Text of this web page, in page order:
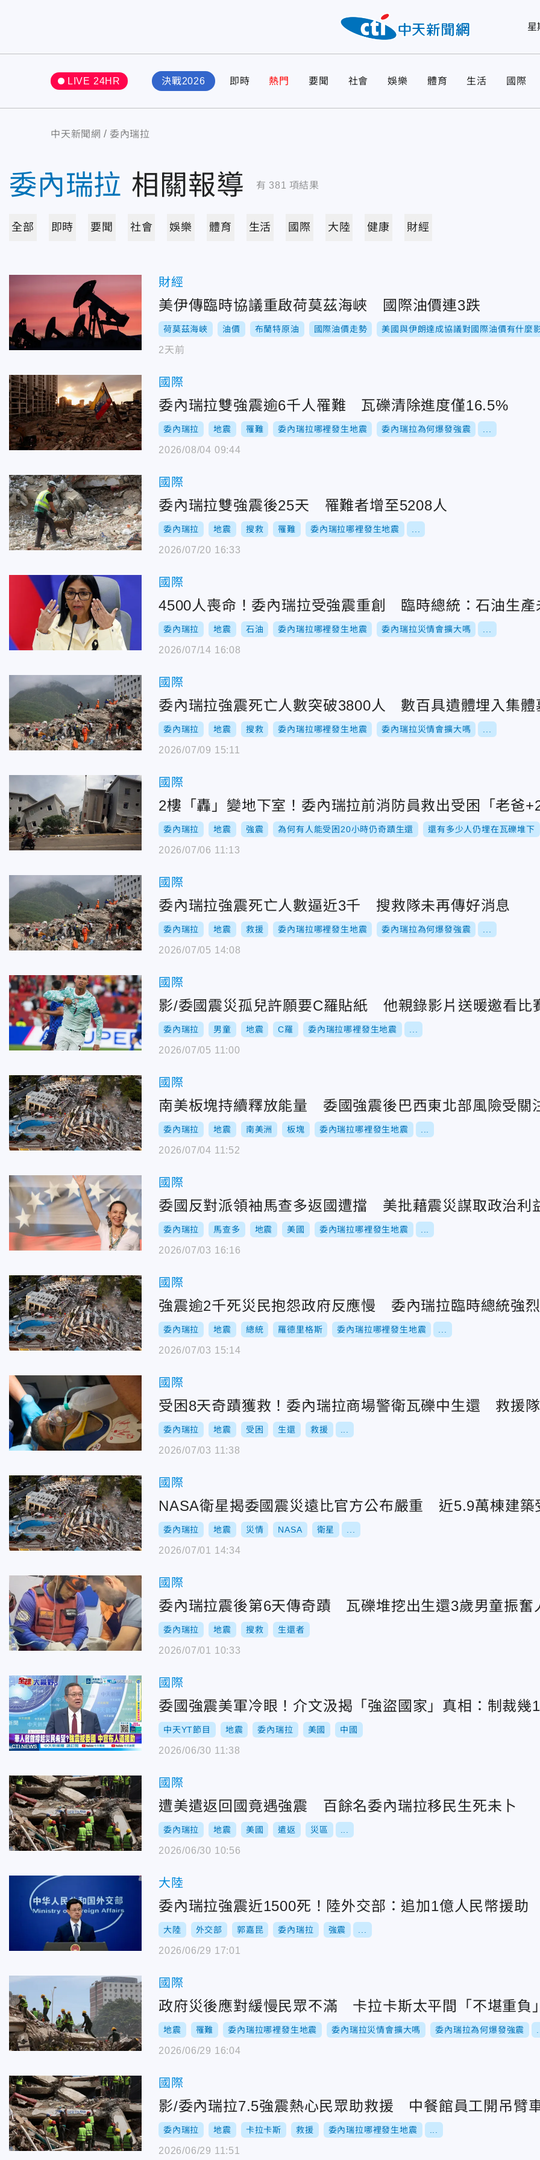
星
LIVE 24HR 決戰2026 即時 熱門 要聞 社會 娛樂 體育 生活 國際
中天新聞網 委內瑞拉
委內瑞拉 相關報導 有 381 項結果
全部 即時 要聞 社會 娛樂 體育 生活 國際 大陸 健康 財經
財經
美伊傳臨時協議重啟荷莫茲海峽 國際油價連3跌
荷莫茲海峽 油價 布蘭特原油 國際油價走勢 美國與伊朗達成協議對國際油價有什麼
2天前
國際
委內瑞拉雙強震逾6千人罹難 瓦礫清除進度僅16.5%
委內瑞拉 地震 罹難 委內瑞拉哪裡發生地震 委內瑞拉為何爆發強震
2026/08/04 09:44
國際
委內瑞拉雙強震後25天 罹難者增至5208人
委內瑞拉 地震 搜救 罹難 委內瑞拉哪裡發生地震
2026/07/20 16:33
國際
4500人喪命！委內瑞拉受強震重創 臨時總統：石油生產
委內瑞拉 地震 石油 委內瑞拉哪裡發生地震 委內瑞拉災情會擴大嗎
2026/07/14 16:08
國際
委內瑞拉強震死亡人數突破3800人 數百具遺體埋入集體
委內瑞拉 地震 搜救 委內瑞拉哪裡發生地震 委內瑞拉災情會擴大嗎
2026/07/09 15:11
國際
2樓「轟」變地下室！委內瑞拉前消防員救出受困「老爸+2
委內瑞拉 地震 強震 為何有人能受困20小時仍奇蹟生還 還有多少人仍埋在瓦礫堆下
2026/07/06 11:13
國際
委內瑞拉強震死亡人數逼近3千 搜救隊未再傳好消息
委內瑞拉 地震 救援 委內瑞拉哪裡發生地震 委內瑞拉為何爆發強震
2026/07/05 14:08
國際
影/委國震災孤兒許願要C羅貼紙 他親錄影片送暖邀看比
委內瑞拉 男童 地震 C羅 委內瑞拉哪裡發生地震
2026/07/05 11:00
國際
南美板塊持續釋放能量 委國強震後巴西東北部風險受關
委內瑞拉 地震 南美洲 板塊 委內瑞拉哪裡發生地震
2026/07/04 11:52
國際
委國反對派領袖馬查多返國遭擋 美批藉震災謀取政治利
委內瑞拉 馬查多 地震 美國 委內瑞拉哪裡發生地震
2026/07/03 16:16
國際
強震逾2千死災民抱怨政府反應慢 委內瑞拉臨時總統強
委內瑞拉 地震 總統 羅德里格斯 委內瑞拉哪裡發生地震
2026/07/03 15:14
國際
受困8天奇蹟獲救！委內瑞拉商場警衛瓦礫中生還 救援
委內瑞拉 地震 受困 生還 救援
2026/07/03 11:38
國際
NASA衛星揭委國震災遠比官方公布嚴重 近5.9萬棟建築
委內瑞拉 地震 災情 NASA 衛星
2026/07/01 14:34
國際
委內瑞拉震後第6天傳奇蹟 瓦礫堆挖出生還3歲男童振奮
委內瑞拉 地震 搜救 生還者
2026/07/01 10:33
國際
委國強震美軍冷眼！介文汲揭「強盜國家」真相：制裁幾
中天YT節目 地震 委內瑞拉 美國 中國
2026/06/30 11:38
國際
遭美遣返回國竟遇強震 百餘名委內瑞拉移民生死未卜
委內瑞拉 地震 美國 遣返 災區
2026/06/30 10:56
大陸
委內瑞拉強震近1500死！陸外交部：追加1億人民幣援助
大陸 外交部 郭嘉昆 委內瑞拉 強震
2026/06/29 17:01
國際
政府災後應對緩慢民眾不滿 卡拉卡斯太平間「不堪重負」
地震 罹難 委內瑞拉哪裡發生地震 委內瑞拉災情會擴大嗎 委內瑞拉為何爆發強震
2026/06/29 16:04
國際
影/委內瑞拉7.5強震熱心民眾助救援 中餐館員工開吊臂
委內瑞拉 地震 卡拉卡斯 救援 委內瑞拉哪裡發生地震
2026/06/29 11:51